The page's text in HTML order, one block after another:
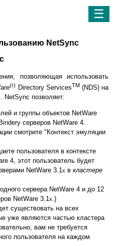
☰
NetSync
позволяющая использовать
(r) Directory ServicesTM(NDS) на
. NetSync позволяет:
и группы объектов NetWare
серверов NetWare 4.
смотрите "Контекст эмуляции
пользователя в контексте
4, этот пользователь будет
NetWare 3.1x в кластере
сервера NetWare 4 и до 12
NetWare 3.1x.)
существовать на всех
уже являются частью кластера
вам не требуется
пользователя на каждом